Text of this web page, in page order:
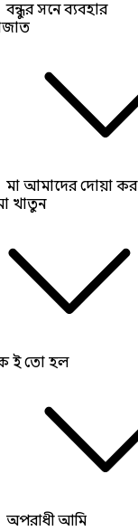
বন্ধুর সনে ব্যবহার
মা আমাদের দোয়া কর
খাতুন
ই তো হল
অপরাধী আমি